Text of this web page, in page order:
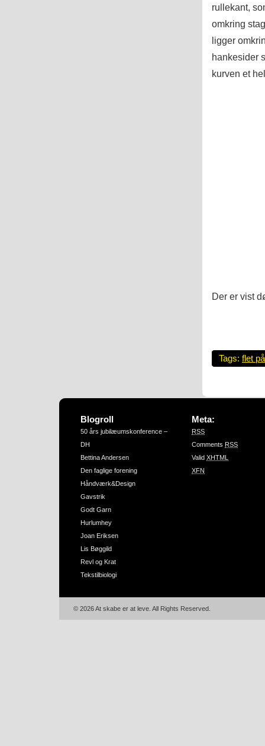
rullekant,
omkring
ligger
hankesider
kurven et
Der er vist
Tags: flet
Blogroll
50 års jubilæumskonference –
DH
Bettina Andersen
Den faglige forening
Håndværk&Design
Gavstrik
Godt Garn
Hurlumhey
Joan Eriksen
Lis Bøggild
Revl og Krat
Tekstilbiologi
Meta:
RSS
Comments RSS
Valid XHTML
XFN
© 2026 At skabe er at leve. All Rights Reserved.